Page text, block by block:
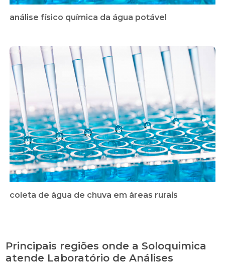
análise físico química da água potável
coleta de água de chuva em áreas rurais
Principais regiões onde a Soloquimica
atende Laboratório de Análises